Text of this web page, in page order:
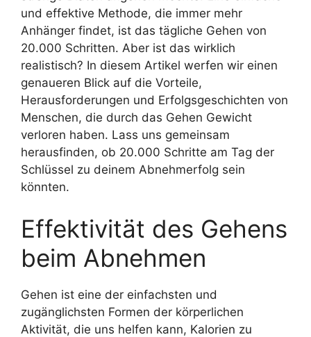
und effektive Methode, die immer mehr
Anhänger findet, ist das tägliche Gehen von
20.000 Schritten. Aber ist das wirklich
realistisch? In diesem Artikel werfen wir einen
genaueren Blick auf die Vorteile,
Herausforderungen und Erfolgsgeschichten von
Menschen, die durch das Gehen Gewicht
verloren haben. Lass uns gemeinsam
herausfinden, ob 20.000 Schritte am Tag der
Schlüssel zu deinem Abnehmerfolg sein
könnten.
Effektivität des Gehens
beim Abnehmen
Gehen ist eine der einfachsten und
zugänglichsten Formen der körperlichen
Aktivität, die uns helfen kann, Kalorien zu